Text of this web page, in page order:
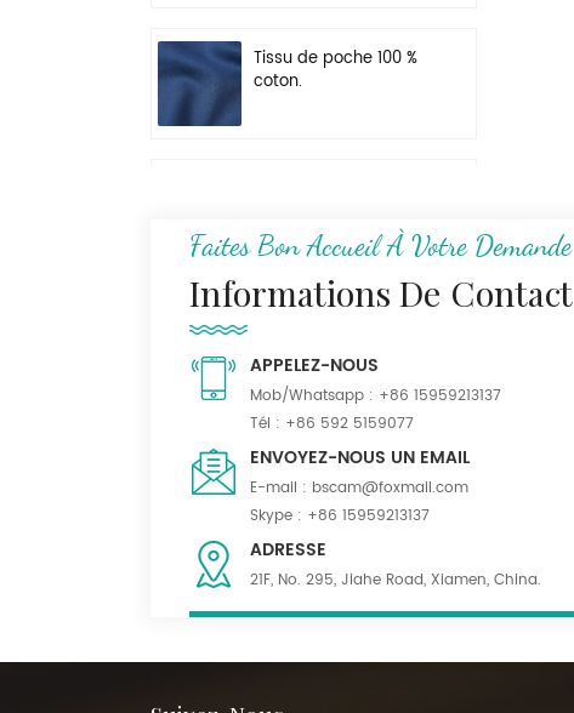
Tissu de poche 100 %
coton.
montagne numérique
Ripstop 50/50
mélangée pour
uniforme
Tissu mélangé de
imperméable pour
costumes
Faites Bon Accueil À Votre Demande
Informations De Contact
APPELEZ-NOUS
Mob/Whatsapp : +86 15959213137
Tél : +86 592 5159077
ENVOYEZ-NOUS UN EMAIL
E-mail : bscam@foxmail.com
Skype : +86 15959213137
ADRESSE
21F, No. 295, Jiahe Road, Xiamen, China.